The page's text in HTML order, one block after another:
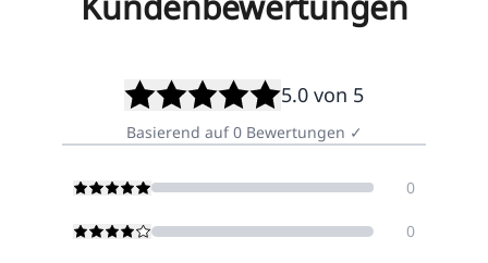
5.0 von 5
Basierend auf 0 Bewertungen ✓
0
0